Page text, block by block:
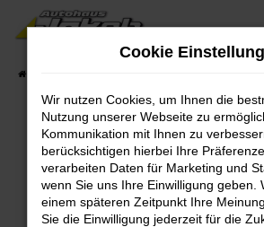
Zum
Hauptinhalt
Fehler: Network Error
Beim Laden ist ein Fehler
Hier sind ein paar Tipps, die dir
Cookie
Wir nutzen Cookies, um Ihnen die
Nutzung unserer Webseite zu
Kommunikation mit Ihnen zu
berücksichtigen hierbei Ihre
verarbeiten Daten für Marketing und
wenn Sie uns Ihre Einwilligung geben.
einem späteren Zeitpunkt Ihre
Sie die Einwilligung jederzeit für die